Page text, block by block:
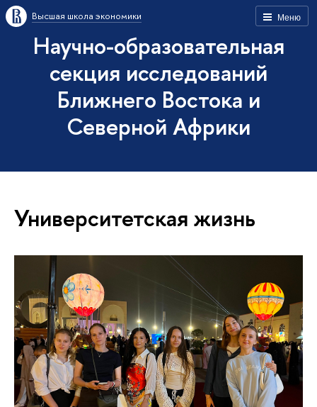
Меню
Высшая школа экономики
Научно-образовательная
секция исследований
Ближнего Востока и
Северной Африки
Университетская жизнь